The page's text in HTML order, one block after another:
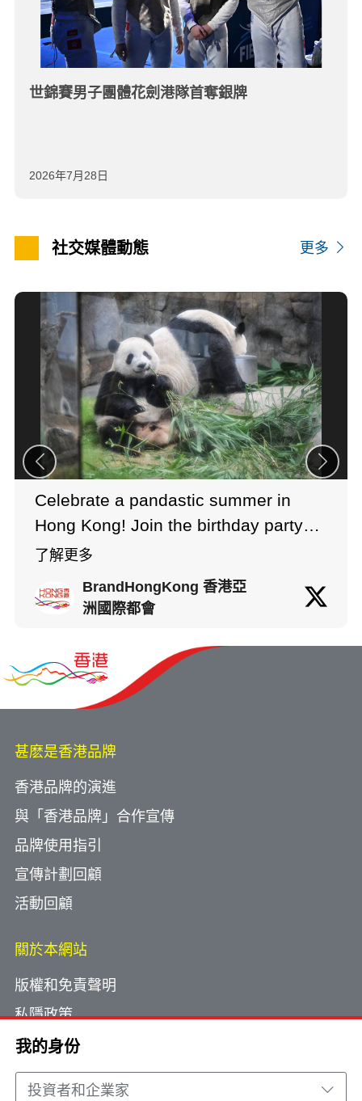
我的身份
投資者和企業家
世錦賽男子團體花劍港隊首奪銀牌
2026年7月28日
社交媒體動態 更多
Celebrate a pandastic summer in
Hong Kong! Join the birthday party
for Hong Kong's giant pandas at
Ocean Park (til Aug 31). It's an extra
special occasion for cute giant panda
Brother De De, who are turning two
this year. Celebrations include
https://t.co/e3KxwNyWTz
了解更多
BrandHongKong 香港亞
洲國際都會
甚麽是香港品牌
香港品牌的演進
與「香港品牌」合作宣傳
品牌使用指引
宣傳計劃回顧
活動回顧
關於本網站
版權和免責聲明
私隱政策
使用小型文字檔案
網頁指南